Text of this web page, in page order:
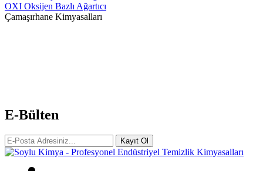
OXI Oksijen Bazlı Ağartıcı
Çamaşırhane Kimyasalları
E-Bülten
Kayıt Ol